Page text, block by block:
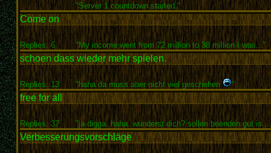
"Server 1 countdown started."
Come on
Replies: 6 "My income went from 72 million to 38 million I was..."
schoen dass wieder mehr spielen.
Replies: 13 "haha da muss aber nicht viel geschehen "
free for all
Replies: 37 "ja digga. haha. wunderst dich? sollen beenden gut
Verbesserungsvorschläge